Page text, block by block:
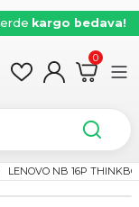
kargo bedava!
0
LENOVO NB 16P